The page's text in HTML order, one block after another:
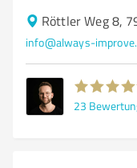
Röttler Weg 8,
info@always-
23